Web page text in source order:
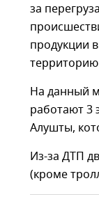
за
продукции
На данный
работают 3
Алушты,
Из-за ДТП
(кроме